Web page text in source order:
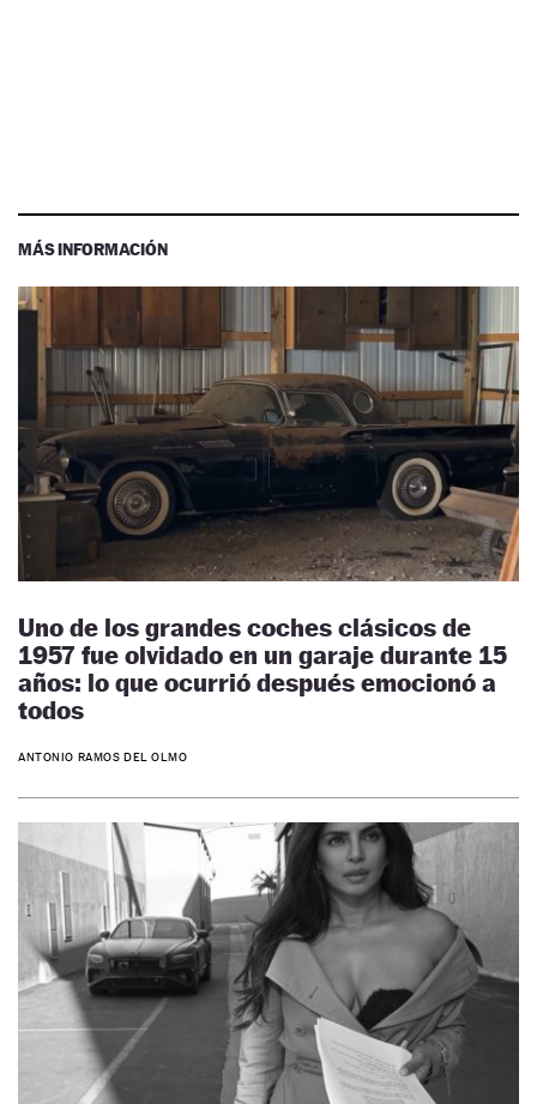
MÁS INFORMACIÓN
Uno de los grandes coches clásicos de
1957 fue olvidado en un garaje durante 15
años: lo que ocurrió después emocionó a
todos
ANTONIO RAMOS DEL OLMO